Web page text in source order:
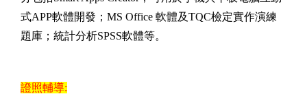
式APP軟體開發；MS Office 軟體及TQC檢定實作演練
題庫；統計分析SPSS軟體等。
證照輔導: